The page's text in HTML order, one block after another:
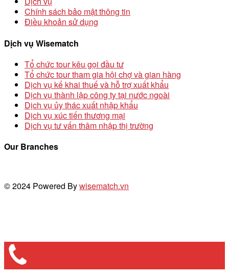
Chính sách bảo mật thông tin
Điều khoản sử dụng
Dịch vụ Wisematch
Tổ chức tour kêu gọi đầu tư
Tổ chức tour tham gia hội chợ và gian hàng
Dịch vụ kế khai thuế và hỗ trợ xuất khẩu
Dịch vụ thành lập công ty tại nước ngoài
Dịch vụ ủy thác xuất nhập khẩu
Dịch vụ xúc tiến thương mại
Dịch vụ tư vấn thâm nhập thị trường
Our Branches
© 2024 Powered Bywisematch.vn